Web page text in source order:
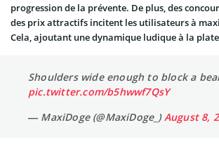
progression de la prévente. De plus, des
des prix attractifs incitent les utilisateurs à
Cela, ajoutant une dynamique ludique à la
Shoulders wide enough to block a
pic.twitter.com/b5hwwf7QsY
— MaxiDoge (@MaxiDoge_)August 8,